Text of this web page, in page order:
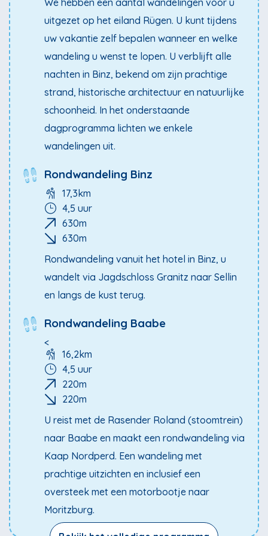
het fraaie dorpje met vakwerkhuizen Gross Stresow.
Voor de wandelingen op het schiereiland Jasmund met
de beroemde krijtrotsen neemt u eerst een bus of trein.
Voor de westkust ligt het bij kunstenaars bekende
eiland Hiddensee. Dit is bereikbaar met een
busverbinding via de hoofdstad Bergen. Uitgangspunt is
de kustplaats Binz, zeer fraai door de vele grote witte
villa’s die na de Wende alle zijn gerenoveerd.
We hebben een aantal wandelingen voor u
uitgezet op het eiland Rügen. U kunt tijdens
uw vakantie zelf bepalen wanneer en welke
wandeling u wenst te lopen. U verblijft alle
nachten in Binz, bekend om zijn prachtige
strand, historische architectuur en natuurlijke
schoonheid. In het onderstaande
dagprogramma lichten we enkele
wandelingen uit.
Rondwandeling Binz
17,3km
4,5 uur
630m
630m
Rondwandeling vanuit het hotel in Binz, u
wandelt via Jagdschloss Granitz naar Sellin
en langs de kust terug.
Rondwandeling Baabe
<
16,2km
4,5 uur
220m
220m
U reist met de Rasender Roland (stoomtrein)
naar Baabe en maakt een rondwandeling via
Kaap Nordperd. Een wandeling met
prachtige uitzichten en inclusief een
oversteek met een motorbootje naar
Moritzburg.